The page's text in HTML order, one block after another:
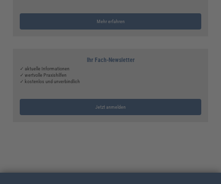
Mehr erfahren
Ihr Fach-Newsletter
✓ aktuelle Informationen
✓ wertvolle Praxishilfen
✓ kostenlos und unverbindlich
Jetzt anmelden